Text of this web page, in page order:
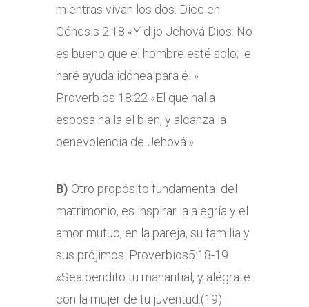
mientras vivan los dos. Dice en
Génesis 2:18 «Y dijo Jehová Dios: No
es bueno que el hombre esté solo; le
haré ayuda idónea para él.»
Proverbios 18:22 «El que halla
esposa halla el bien, y alcanza la
benevolencia de Jehová.»
B) Otro propósito fundamental del
matrimonio, es inspirar la alegría y el
amor mutuo, en la pareja, su familia y
sus prójimos. Proverbios5:18-19
«Sea bendito tu manantial, y alégrate
con la mujer de tu juventud.(19)